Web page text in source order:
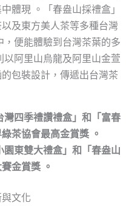
體現 。「春盎山採禮盒」
及東方美人茶等多種台灣
便能體驗到台灣茶葉的多
阿里山烏龍及阿里山金萱
包裝設計，傳遞出台灣茶
四季禮讚禮盒」和「富春
茶協會最高金賞獎 。
東雙大禮盒」和「春盎山
金賞獎 。
文化